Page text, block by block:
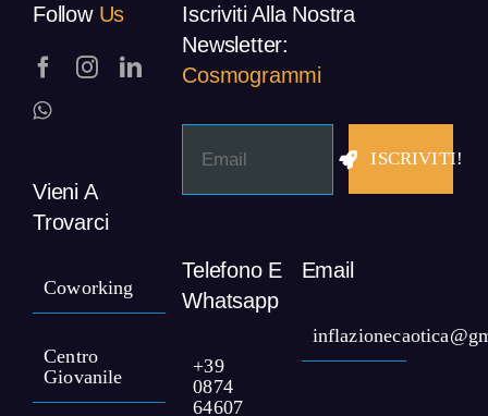
Follow Us
Vieni A
Trovarci
Coworking
Centro
Giovanile
Iscriviti Alla Nostra
Newsletter:
Cosmogrammi
ISCRIVITI!
Telefono E
Whatsapp
+39
0874
64607
Email